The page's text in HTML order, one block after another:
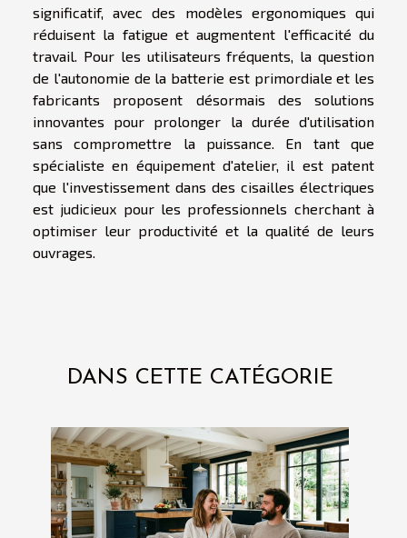
significatif, avec des modèles ergonomiques qui
réduisent la fatigue et augmentent l'efficacité du
travail. Pour les utilisateurs fréquents, la question
de l'autonomie de la batterie est primordiale et les
fabricants proposent désormais des solutions
innovantes pour prolonger la durée d'utilisation
sans compromettre la puissance. En tant que
spécialiste en équipement d'atelier, il est patent
que l'investissement dans des cisailles électriques
est judicieux pour les professionnels cherchant à
optimiser leur productivité et la qualité de leurs
ouvrages.
DANS CETTE CATÉGORIE